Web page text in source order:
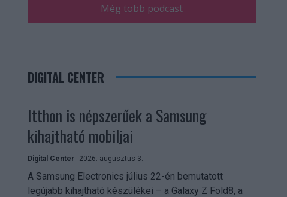
Még több podcast
DIGITAL CENTER
Itthon is népszerűek a Samsung
kihajtható mobiljai
Digital Center 2026. augusztus 3.
A Samsung Electronics július 22-én bemutatott
legújabb kihajtható készülékei – a Galaxy Z Fold8, a